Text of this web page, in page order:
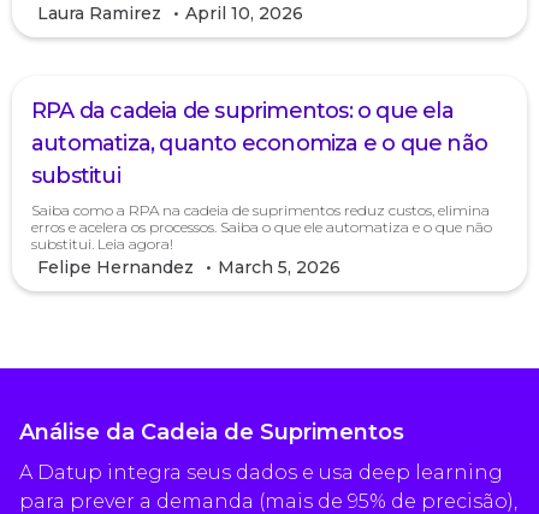
Laura Ramirez • April 10, 2026
RPA da cadeia de suprimentos: o que ela
automatiza, quanto economiza e o que não
substitui
Saiba como a RPA na cadeia de suprimentos reduz custos, elimina
erros e acelera os processos. Saiba o que ele automatiza e o que não
substitui. Leia agora!
Felipe Hernandez • March 5, 2026
Análise da Cadeia de Suprimentos
A Datup integra seus dados e usa deep learning
para prever a demanda (mais de 95% de precisão),